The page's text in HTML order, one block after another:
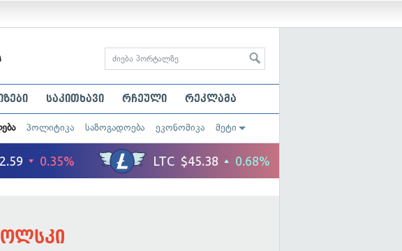
საკითხავი რჩეული რეკლამა
პოლიტიკა საზოგადოება ეკონომიკა მეტი